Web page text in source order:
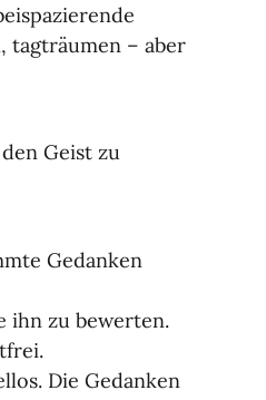
tagträumen – aber
Geist zu
Gedanken
ihn zu bewerten.
Die Gedanken